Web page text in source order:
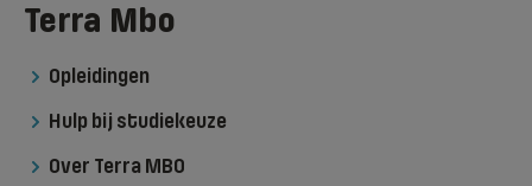
Terra Mbo
Opleidingen
Hulp bij studiekeuze
Over Terra MBO